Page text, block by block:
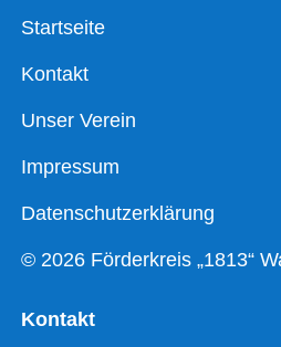
Startseite
Kontakt
Unser Verein
Impressum
Datenschutzerklärung
© 2026 Förderkreis „1813“
Kontakt